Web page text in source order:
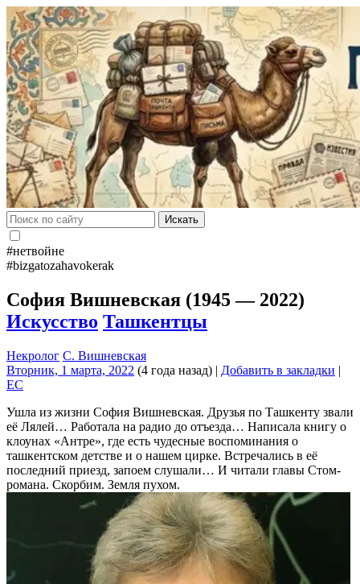
Искать
#нетвойне
#bizgatozahavokerak
София Вишневская (1945 — 2022)
Искусство Ташкентцы
Некролог С. Вишневская
Вторник, 1 марта, 2022 (4 года назад) | Добавить в закладки |
EC
Ушла из жизни София Вишневская. Друзья по Ташкенту звали
её Лялей… Работала на радио до отъезда… Написала книгу о
клоунах «Антре», где есть чудесные воспоминания о
ташкентском детстве и о нашем цирке. Встречались в её
последний приезд, запоем слушали… И читали главы Стом-
романа. Скорбим. Земля пухом.